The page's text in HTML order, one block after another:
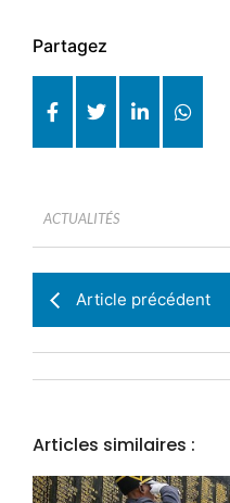
Partagez
ACTUALITÉS
Article précédent
Articles similaires :